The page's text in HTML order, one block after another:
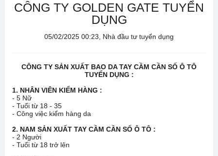
CÔNG TY GOLDEN GATE TUYỂN
DỤNG
05/02/2025 00:23, Nhà đầu tư tuyển dụng
CÔNG TY SẢN XUẤT BAO DA TAY CẦM CẦN SỐ Ô TÔ
TUYỂN DỤNG :
1. NHÂN VIÊN KIỂM HÀNG :
- 5 Nữ
- Tuổi từ 18 - 35
- Công việc kiểm hàng da
2. NAM SẢN XUẤT TAY CẦM CẦN SỐ Ô TÔ :
- 2 Người
- Tuổi từ 18 trở lên